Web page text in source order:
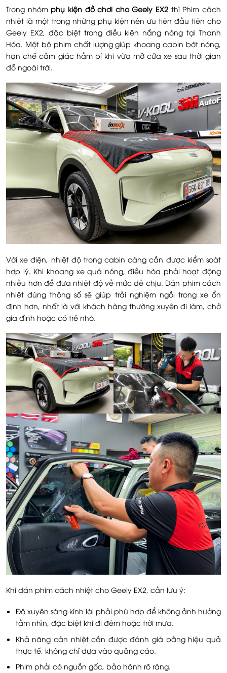
Trong nhómphụ kiện đồ chơi cho Geely EX2 thì Phim cách
nhiệt là một trong những phụ kiện nên ưu tiên đầu tiên cho
Geely EX2, đặc biệt trong điều kiện nắng nóng tại Thanh
Hóa. Một bộ phim chất lượng giúp khoang cabin bớt nóng,
hạn chế cảm giác hầm bí khi vừa mở cửa xe sau thời gian
đỗ ngoài trời.
Với xe điện, nhiệt độ trong cabin càng cần được kiểm soát
hợp lý. Khi khoang xe quá nóng, điều hòa phải hoạt động
nhiều hơn để đưa nhiệt độ về mức dễ chịu. Dán phim cách
nhiệt đúng thông số sẽ giúp trải nghiệm ngồi trong xe ổn
định hơn, nhất là với khách hàng thường xuyên đi làm, chở
gia đình hoặc có trẻ nhỏ.
Khi dán phim cách nhiệt cho Geely EX2, cần lưu ý:
Độ xuyên sáng kính lái phải phù hợp để không ảnh hưởng
tầm nhìn, đặc biệt khi đi đêm hoặc trời mưa.
Khả năng cản nhiệt cần được đánh giá bằng hiệu quả
thực tế, không chỉ dựa vào quảng cáo.
Phim phải có nguồn gốc, bảo hành rõ ràng.